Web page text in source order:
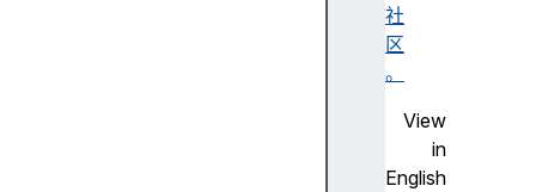
社
区
。
View
in
English